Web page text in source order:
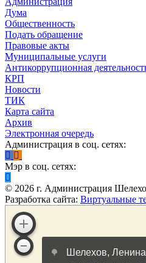
Дума
Общественность
Подать обращение
Правовые акты
Муниципальные услуги
Антикоррупционная
КРП
Новости
ТИК
Карта сайта
Архив
Электронная очередь
Администрация в соц. сетях:
Мэр в соц. сетях:
© 2026 г. Администрация
Разработка сайта: Виртуальные